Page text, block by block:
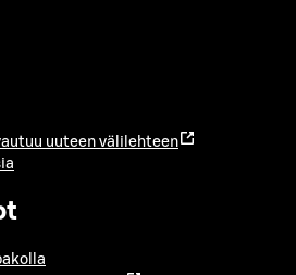
uuteen välilehteen